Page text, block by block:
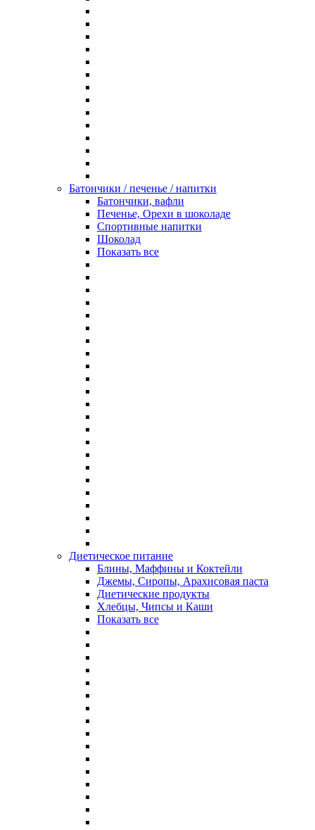
Батончики / печенье / напитки
Батончики, вафли
Печенье, Орехи в шоколаде
Спортивные напитки
Шоколад
Показать все
Диетическое питание
Блины, Маффины и Коктейли
Джемы, Сиропы, Арахисовая паста
Диетические продукты
Хлебцы, Чипсы и Каши
Показать все